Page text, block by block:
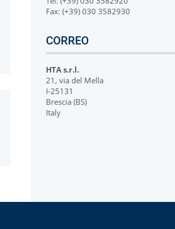
Cromatografía de Gases
Más Info
Fax: (+39) 030 3582930
CORREO
HTA s.r.l.
21, via del Mella
I-25131
Brescia (BS)
Italy